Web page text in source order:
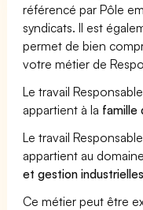
référencé par Pôle
syndicats. Il est
permet de bien
votre métier de
Le travail
appartient à la famille
Le travail
appartient au
et gestion industrielles
Ce métier peut être